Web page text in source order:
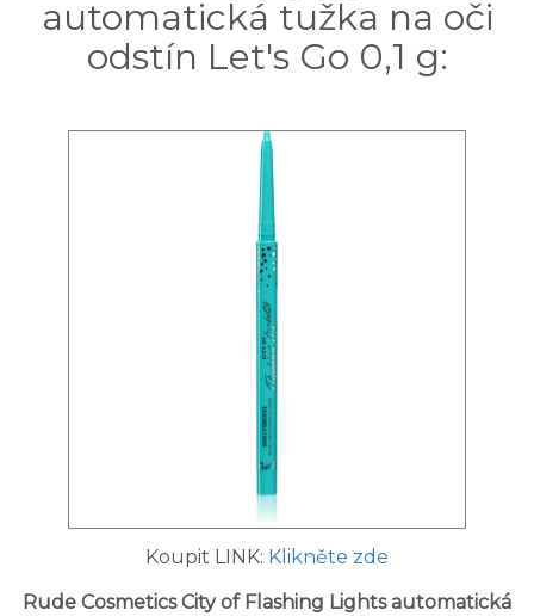
automatická tužka na oči
odstín Let's Go 0,1 g:
Koupit LINK: Klikněte zde
Rude Cosmetics City of Flashing Lights automatická